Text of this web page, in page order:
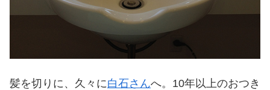
髪を切りに、久々に白石さんへ。10年以上のおつき